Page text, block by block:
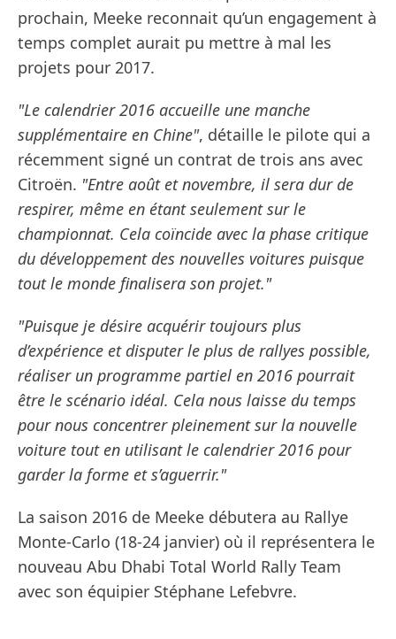
prochain, Meeke reconnait qu’un engagement à
temps complet aurait pu mettre à mal les
projets pour 2017.
"Le calendrier 2016 accueille une manche
supplémentaire en Chine", détaille le pilote qui a
récemment signé un contrat de trois ans avec
Citroën. "Entre août et novembre, il sera dur de
respirer, même en étant seulement sur le
championnat. Cela coïncide avec la phase critique
du développement des nouvelles voitures puisque
tout le monde finalisera son projet."
"Puisque je désire acquérir toujours plus
d’expérience et disputer le plus de rallyes possible,
réaliser un programme partiel en 2016 pourrait
être le scénario idéal. Cela nous laisse du temps
pour nous concentrer pleinement sur la nouvelle
voiture tout en utilisant le calendrier 2016 pour
garder la forme et s’aguerrir."
La saison 2016 de Meeke débutera au Rallye
Monte-Carlo (18-24 janvier) où il représentera le
nouveau Abu Dhabi Total World Rally Team
avec son équipier Stéphane Lefebvre.